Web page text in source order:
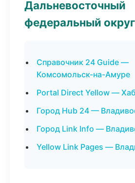
Дальневосточный
федеральный округ
Справочник 24 Guide —
Комсомольск-на-Амуре
Portal Direct Yellow —
Город Hub 24 —
Город Link Info —
Yellow Link Pages —